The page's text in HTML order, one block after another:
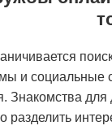
и
Знакомства